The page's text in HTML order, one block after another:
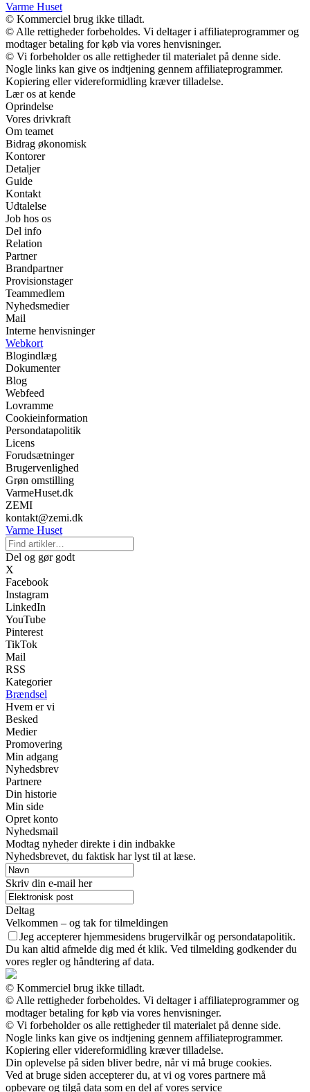
Varme Huset
© Kommerciel brug ikke tilladt.
© Alle rettigheder forbeholdes. Vi deltager i affiliateprogrammer og
modtager betaling for køb via vores henvisninger.
© Vi forbeholder os alle rettigheder til materialet på denne side.
Nogle links kan give os indtjening gennem affiliateprogrammer.
Kopiering eller videreformidling kræver tilladelse.
Lær os at kende
Oprindelse
Vores drivkraft
Om teamet
Bidrag økonomisk
Kontorer
Detaljer
Guide
Kontakt
Udtalelse
Job hos os
Del info
Relation
Partner
Brandpartner
Provisionstager
Teammedlem
Nyhedsmedier
Mail
Interne henvisninger
Webkort
Blogindlæg
Dokumenter
Blog
Webfeed
Lovramme
Cookieinformation
Persondatapolitik
Licens
Forudsætninger
Brugervenlighed
Grøn omstilling
VarmeHuset.dk
ZEMI
kontakt@zemi.dk
Varme Huset
Del og gør godt
X
Facebook
Instagram
LinkedIn
YouTube
Pinterest
TikTok
Mail
RSS
Kategorier
Brændsel
Hvem er vi
Besked
Medier
Promovering
Min adgang
Nyhedsbrev
Partnere
Din historie
Min side
Opret konto
Nyhedsmail
Modtag nyheder direkte i din indbakke
Nyhedsbrevet, du faktisk har lyst til at læse.
Skriv din e-mail her
Deltag
Velkommen – og tak for tilmeldingen
Jeg accepterer hjemmesidens brugervilkår og persondatapolitik.
Du kan altid afmelde dig med ét klik. Ved tilmelding godkender du
vores regler og håndtering af data.
© Kommerciel brug ikke tilladt.
© Alle rettigheder forbeholdes. Vi deltager i affiliateprogrammer og
modtager betaling for køb via vores henvisninger.
© Vi forbeholder os alle rettigheder til materialet på denne side.
Nogle links kan give os indtjening gennem affiliateprogrammer.
Kopiering eller videreformidling kræver tilladelse.
Din oplevelse på siden bliver bedre, når vi må bruge cookies.
Ved at bruge siden accepterer du, at vi og vores partnere må
opbevare og tilgå data som en del af vores service